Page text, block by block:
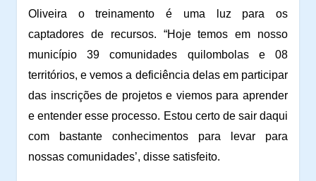
Oliveira o treinamento é uma luz para os
captadores de recursos. “Hoje temos em nosso
município 39 comunidades quilombolas e 08
territórios, e vemos a deficiência delas em participar
das inscrições de projetos e viemos para aprender
e entender esse processo. Estou certo de sair daqui
com bastante conhecimentos para levar para
nossas comunidades’, disse satisfeito.